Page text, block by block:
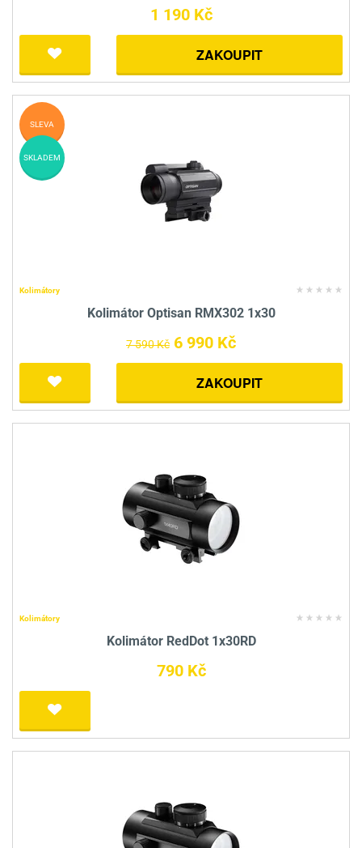
1 190 Kč
ZAKOUPIT
Kolimátory
Kolimátor Optisan RMX302 1x30
7 590 Kč 6 990 Kč
ZAKOUPIT
SLEVA
SKLADEM
Kolimátory
Kolimátor RedDot 1x30RD
790 Kč